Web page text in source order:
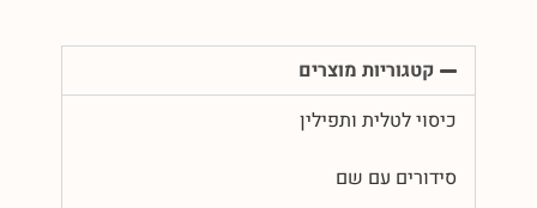
קטגוריות מוצרים
כיסוי לטלית ותפילין
סידורים עם שם